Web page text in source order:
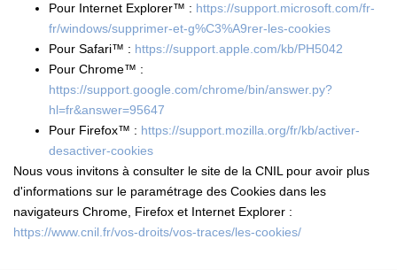
Pour Internet Explorer™ : https://support.microsoft.com/fr-
fr/windows/supprimer-et-g%C3%A9rer-les-cookies
Pour Safari™ : https://support.apple.com/kb/PH5042
Pour Chrome™ :
https://support.google.com/chrome/bin/answer.py?
hl=fr&answer=95647
Pour Firefox™ : https://support.mozilla.org/fr/kb/activer-
desactiver-cookies
Nous vous invitons à consulter le site de la CNIL pour avoir plus
d'informations sur le paramétrage des Cookies dans les
navigateurs Chrome, Firefox et Internet Explorer :
https://www.cnil.fr/vos-droits/vos-traces/les-cookies/